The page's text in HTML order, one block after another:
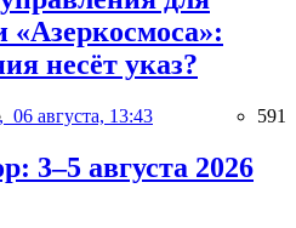
несёт указ?
06 августа, 13:43 591
3–5 августа 2026